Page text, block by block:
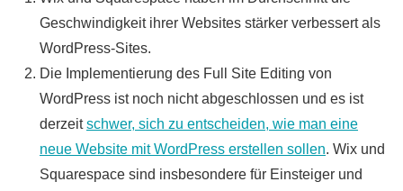
Geschwindigkeit ihrer Websites stärker verbessert als
WordPress-Sites.
Die Implementierung des Full Site Editing von
WordPress ist noch nicht abgeschlossen und es ist
derzeitschwer, sich zu entscheiden, wie man eine
neue Website mit WordPress erstellen sollen. Wix und
Squarespace sind insbesondere für Einsteiger und